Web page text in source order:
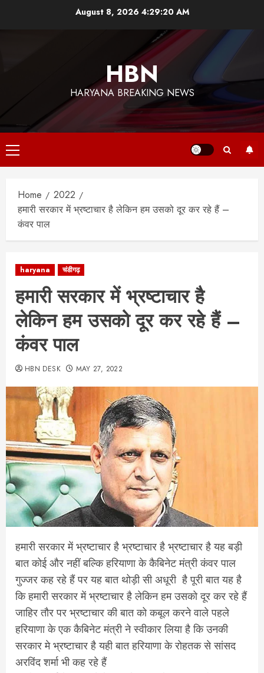
August 8, 20264:29:21 AM
HBN
HARYANA BREAKING NEWS
Primary
Menu
Home
2022
हमारी सरकार में भ्रष्टाचार है लेकिन हम उसको दूर कर रहे हैं –
कंवर पाल
haryana चंडीगढ़
हमारी सरकार में भ्रष्टाचार है
लेकिन हम उसको दूर कर रहे हैं –
कंवर पाल
HBN DESK MAY 27, 2022
हमारी सरकार में भ्रष्टाचार है भ्रष्टाचार है भ्रष्टाचार है यह बड़ी
बात कोई और नहीं बल्कि हरियाणा के कैबिनेट मंत्री कंवर पाल
गुज्जर कह रहे हैं पर यह बात थोड़ी सी अधूरी है पूरी बात यह है
कि हमारी सरकार में भ्रष्टाचार है लेकिन हम उसको दूर कर रहे हैं
जाहिर तौर पर भ्रष्टाचार की बात को कबूल करने वाले पहले
हरियाणा के एक कैबिनेट मंत्री ने स्वीकार लिया है कि उनकी
सरकार मे भ्रष्टाचार है यही बात हरियाणा के रोहतक से सांसद
अरविंद शर्मा भी कह रहे हैं